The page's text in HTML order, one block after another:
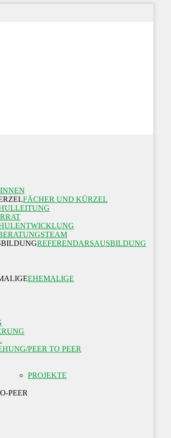
FÄCHER UND KÜRZEL
REFERENDARSAUSBILDUNG
EHEMALIGE
PEER TO PEER
PROJEKTE